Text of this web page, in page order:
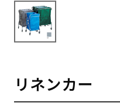
リネンカー